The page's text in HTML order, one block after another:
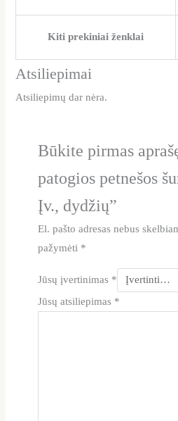
Kiti prekiniai ženklai
Atsiliepimai
Atsiliepimų dar nėra.
Būkite pirmas
patogios petnešos
Įv., dydžių”
El. pašto adresas nebus
pažymėti *
Jūsų įvertinimas *
Jūsų atsiliepimas *